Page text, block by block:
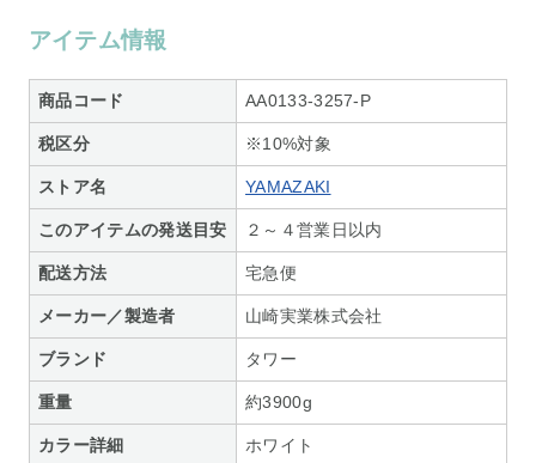
アイテム情報
商品コード AA0133-3257-P
税区分 ※10%対象
ストア名 YAMAZAKI
このアイテムの発送目安 ２～４営業日以内
配送方法 宅急便
メーカー／製造者 山崎実業株式会社
ブランド タワー
重量 約3900g
カラー詳細 ホワイト